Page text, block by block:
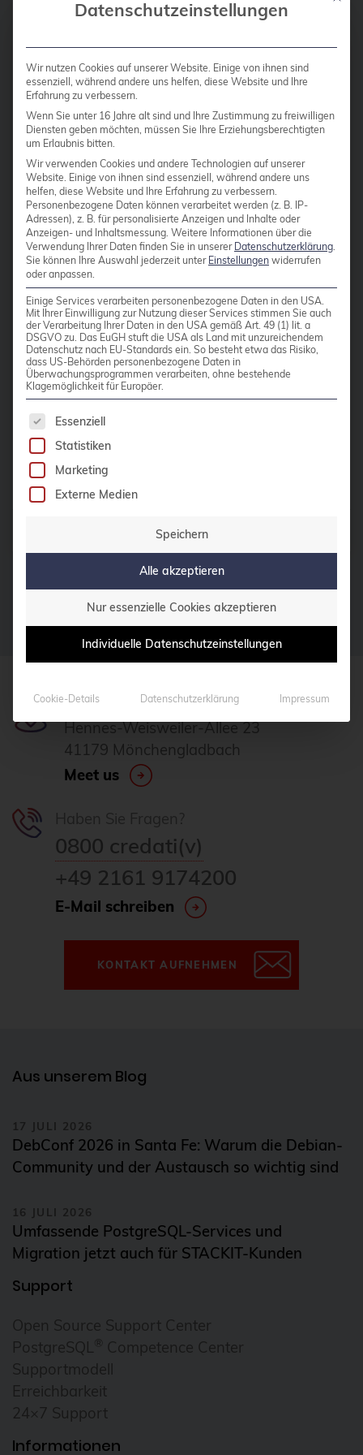
BSD
BSP
Bug Squashing Party
Buildah
bullseye
busan
buster
cadence
Call for papers
Cassandra
CentOS
Ceph
CERN
certmonger
CGI
Cloud-Infrastruktur
Cloud-Speicherlösungen
CloudNative
CloudNativeCon
Cloudübergreifendes Management
Cluster
Community
Config Management Camp
Daten-Tiering
Datenrettung
DebConf
debconf24
debian 11
debian 13
debian release
DecompileD
Deployment
09 FEBRUAR 2010
KDE 4.4 veröffentlicht
Heute hat das KDE-Projekt die
Version 4.4 seiner Software-
Sammlung veröffentlicht. Neben
neuen wissenschaftlichen
Programmen setzt diese Version
insbesondere auf Ausbau und
Stabilität der vorhandenen
Programme und Funktionen. Das
KDE Projekt hat die Version 4.4 seines
„KDE Software Compilation“ (KDE
SC) genannten Software-Pakets
veröffentlicht. Die neue Version
besticht insbesondere durch viele
Detail-Verbesserungen: Eine
Übersicht über alle […]
Weiterlesen
Beiträge voncredativ Redaktion
credativ GmbH
Hennes-Weisweiler-Allee 23
41179 Mönchengladbach
Meet us
0800 credati(v)
+49 2161 9174200
E-Mail schreiben
KONTAKT AUFNEHMEN
Aus unserem Blog
17 JULI 2026
DebConf 2026 in Santa Fe: Warum die Debian-
Community und der Austausch so wichtig sind
16 JULI 2026
Umfassende PostgreSQL-Services und
Migration jetzt auch für STACKIT-Kunden
Support
Open Source Support Center
PostgreSQL ® Competence Center
Supportmodell
Erreichbarkeit
24×7 Support
Informationen
Datenschutzeinstellungen
Wir nutzen Cookies auf unserer Website. Einige von ihnen sind
essenziell, während andere uns helfen, diese Website und Ihre
Erfahrung zu verbessern.
Wenn Sie unter 16 Jahre alt sind und Ihre Zustimmung zu freiwilligen
Diensten geben möchten, müssen Sie Ihre Erziehungsberechtigten
um Erlaubnis bitten.
Wir verwenden Cookies und andere Technologien auf unserer
Website. Einige von ihnen sind essenziell, während andere uns
helfen, diese Website und Ihre Erfahrung zu verbessern.
Personenbezogene Daten können verarbeitet werden (z. B. IP-
Adressen), z. B. für personalisierte Anzeigen und Inhalte oder
Anzeigen- und Inhaltsmessung. Weitere Informationen über die
Verwendung Ihrer Daten finden Sie in unserer Datenschutzerklärung.
Sie können Ihre Auswahl jederzeit unter Einstellungen widerrufen
oder anpassen.
Einige Services verarbeiten personenbezogene Daten in den USA.
Mit Ihrer Einwilligung zur Nutzung dieser Services stimmen Sie auch
der Verarbeitung Ihrer Daten in den USA gemäß Art. 49 (1) lit. a
DSGVO zu. Das EuGH stuft die USA als Land mit unzureichendem
Datenschutz nach EU-Standards ein. So besteht etwa das Risiko,
dass US-Behörden personenbezogene Daten in
Überwachungsprogrammen verarbeiten, ohne bestehende
Klagemöglichkeit für Europäer.
Es folgt eine Liste der Service-Gruppen, für die
Essenziell
Statistiken
Marketing
Externe Medien
Speichern
Alle akzeptieren
Nur essenzielle Cookies akzeptieren
Individuelle Datenschutzeinstellungen
Cookie-Details Datenschutzerklärung Impressum